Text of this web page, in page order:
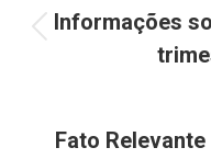
deInformações
Fato Relevante